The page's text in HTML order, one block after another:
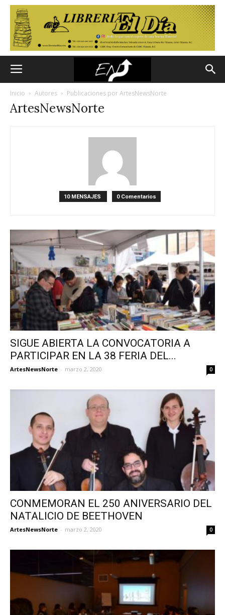
Inicio Autores Publicaciones por ArtesNewsNorte
ArtesNewsNorte
10 MENSAJES 0 Comentarios
SIGUE ABIERTA LA CONVOCATORIA A
PARTICIPAR EN LA 38 FERIA DEL...
ArtesNewsNorte - marzo 2, 2020 0
CONMEMORAN EL 250 ANIVERSARIO DEL
NATALICIO DE BEETHOVEN
ArtesNewsNorte - marzo 2, 2020 0